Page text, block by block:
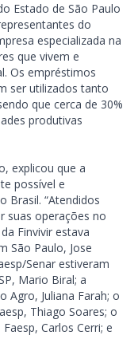
Estado de São Paulo
do
especializada na
que vivem e
Os empréstimos
ser utilizados tanto
que cerca de 30%
produtivas
explicou que a
possível e
Brasil. “Atendidos
suas operações no
Finvivir estava
São Paulo, Jose
Senar estiveram
Mario Biral; a
Agro, Juliana Farah; o
Thiago Soares; o
Carlos Cerri; e